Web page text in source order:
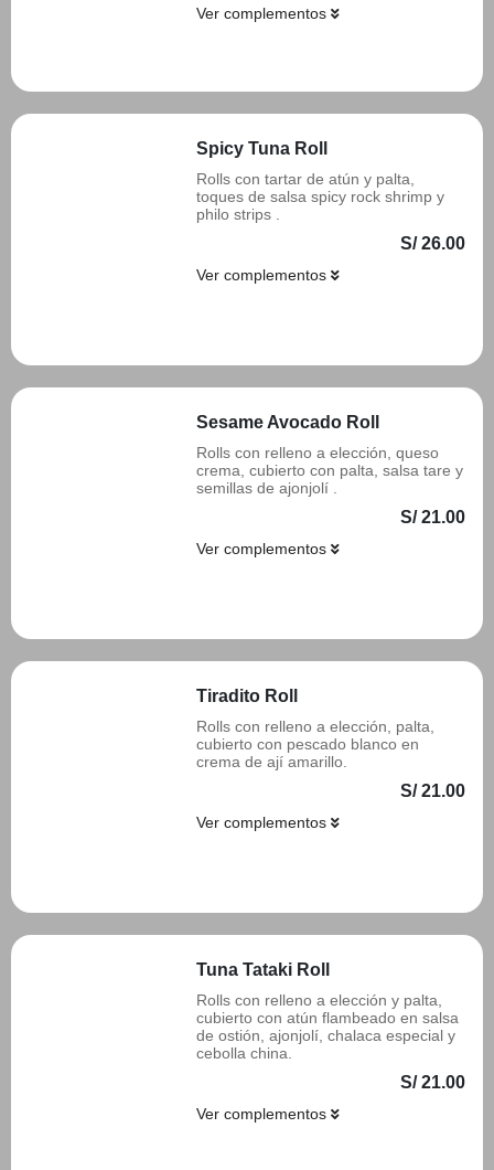
Ver complementos
Spicy Tuna Roll
Rolls con tartar de atún y palta,
toques de salsa spicy rock shrimp y
philo strips .
S/ 26.00
Ver complementos
Sesame Avocado Roll
Rolls con relleno a elección, queso
crema, cubierto con palta, salsa tare y
semillas de ajonjolí .
S/ 21.00
Ver complementos
Tiradito Roll
Rolls con relleno a elección, palta,
cubierto con pescado blanco en
crema de ají amarillo.
S/ 21.00
Ver complementos
Tuna Tataki Roll
Rolls con relleno a elección y palta,
cubierto con atún flambeado en salsa
de ostión, ajonjolí, chalaca especial y
cebolla china.
S/ 21.00
Ver complementos